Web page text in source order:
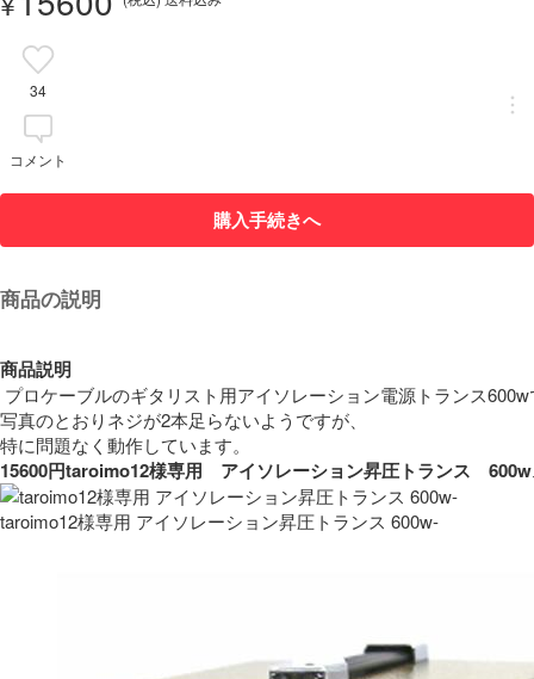
34
コメント
購入手続きへ
商品の説明
商品説明
プロケーブルのギタリスト用アイソレーション電源トランス
写真のとおりネジが2本足らないようですが、
15600円taroimo12様専用　アイソレーション昇圧トランス　
taroimo12様専用 アイソレーション昇圧トランス 600w-